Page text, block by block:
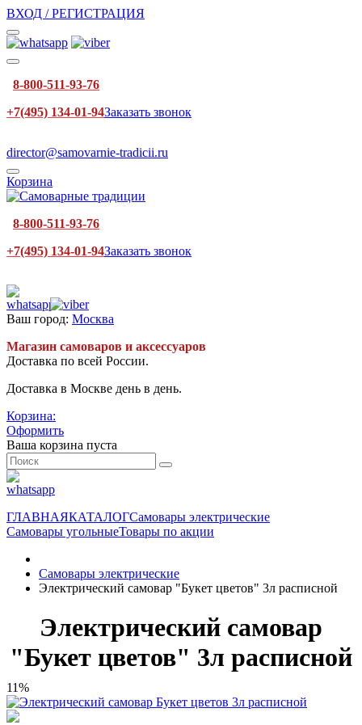
ВХОД / РЕГИСТРАЦИЯ
8-800-511-93-76
+7(495) 134-01-94Заказать звонок
director@samovarnie-tradicii.ru
Корзина
8-800-511-93-76
+7(495) 134-01-94Заказать звонок
Ваш город: Москва
Магазин самоваров и аксессуаров
Доставка по всей России.
Доставка в Москве день в день.
Корзина:
Оформить
Ваша корзина пуста
ГЛАВНАЯКАТАЛОГСамовары электрические
Самовары угольныеТовары по акции
Самовары электрические
Электрический самовар "Букет цветов" 3л расписной
Электрический самовар
"Букет цветов" 3л расписной
11%